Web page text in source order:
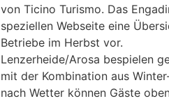
von Ticino Turismo. Das
speziellen Webseite eine
Betriebe im Herbst vor.
Lenzerheide/Arosa bespielen
mit der Kombination aus
nach Wetter können Gäste